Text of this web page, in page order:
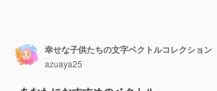
幸せな子供たちの文字ベクトルコレクション
azuaya25